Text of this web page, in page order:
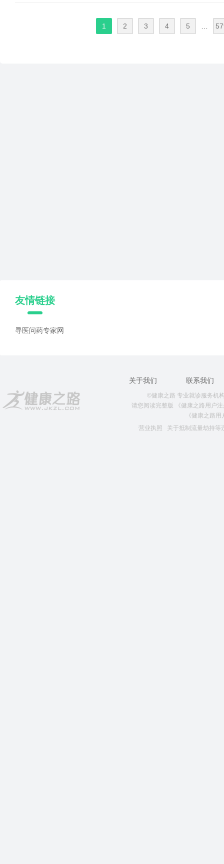
1 2 3 4 5 …
友情链接
寻医问药专家网
关于我们 联系我们
©健康之路 专业就诊服务机
请您阅读完整版
《健康之路用户
《健康之路
营业执照
关于抵制流量劫持等